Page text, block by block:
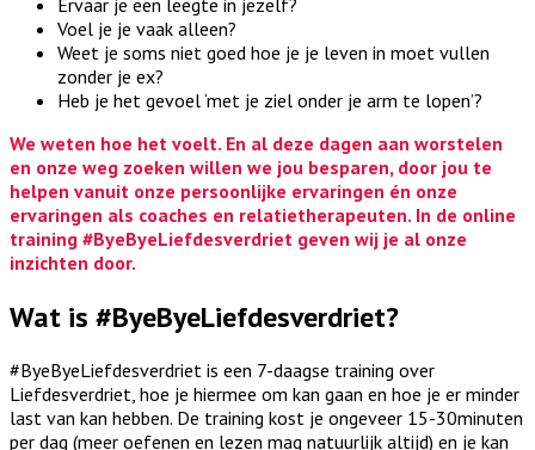
Voel je je vaak alleen?
Weet je soms niet goed hoe je je leven in moet vullen
zonder je ex?
Heb je het gevoel ‘met je ziel onder je arm te lopen’?
We weten hoe het voelt. En al deze dagen aan worstelen
en onze weg zoeken willen we jou besparen, door jou te
helpen vanuit onze persoonlijke ervaringen én onze
ervaringen als coaches en relatietherapeuten. In de online
training #ByeByeLiefdesverdriet geven wij je al onze
inzichten door.
Wat is #ByeByeLiefdesverdriet?
#ByeByeLiefdesverdriet is een 7-daagse training over
Liefdesverdriet, hoe je hiermee om kan gaan en hoe je er minder
last van kan hebben. De training kost je ongeveer 15-30minuten
per dag (meer oefenen en lezen mag natuurlijk altijd) en je kan